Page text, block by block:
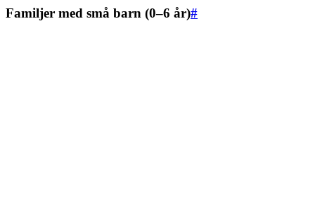
Familjer med små barn (0–6 år)#